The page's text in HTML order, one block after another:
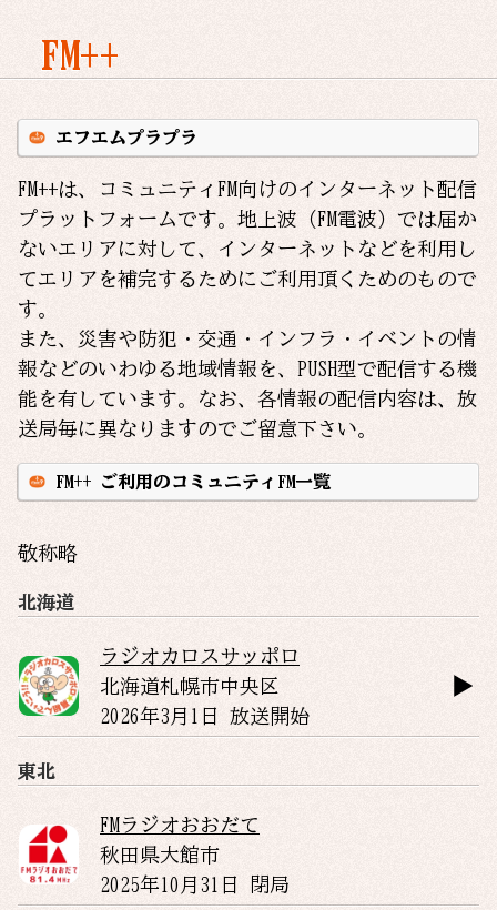
FM++
エフエムプラプラ
FM++は、コミュニティFM向けのインターネット配信
プラットフォームです。 地上波（FM電波）では届か
ないエリアに対して、インターネットなどを利用し
てエリアを補完するためにご利用頂くためのもので
す。
また、災害や防犯・交通・インフラ・イベントの情
報などのいわゆる地域情報を、PUSH型で配信する機
能を有しています。
なお、各情報の配信内容は、放
送局毎に異なりますのでご留意下さい。
FM++ ご利用のコミュニティFM一覧
敬称略
北海道
ラジオカロスサッポロ
北海道札幌市中央区
2026年3月1日 放送開始
東北
FMラジオおおだて
秋田県大館市
2025年10月31日 閉局